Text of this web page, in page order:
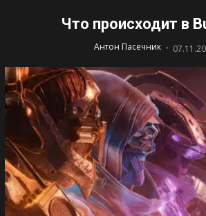
Что происходит в
Антон Пасечник -